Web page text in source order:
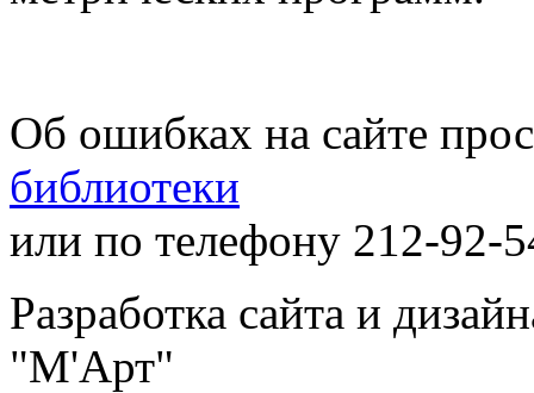
Об ошибках на сайте
библиотеки
или по телефону 212-92-
Разработка сайта и
"М'Арт"